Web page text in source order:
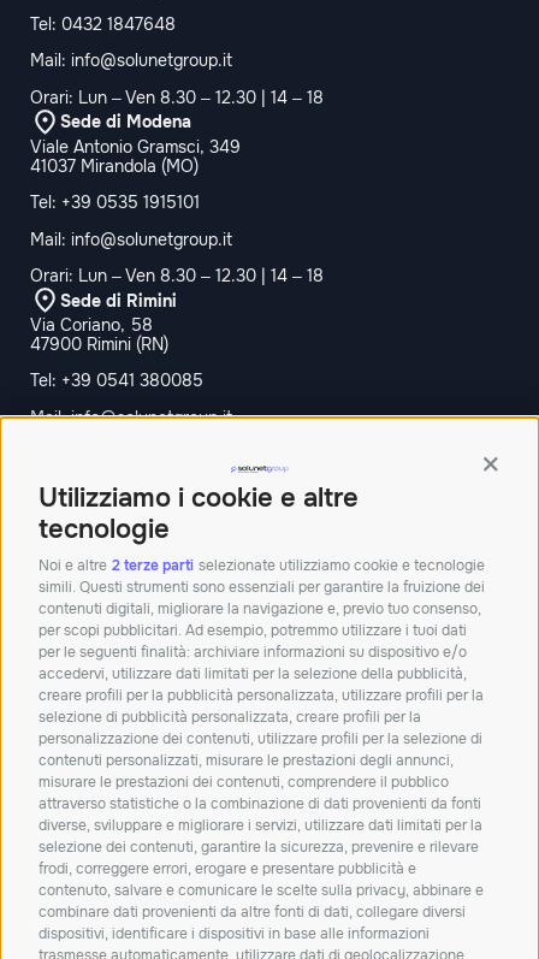
Utilizziamo i cookie e altre
tecnologie
Noi e altre 2 terze parti selezionate utilizziamo cookie e tecnologie
simili. Questi strumenti sono essenziali per garantire la fruizione dei
contenuti digitali, migliorare la navigazione e, previo tuo consenso,
per scopi pubblicitari. Ad esempio, potremmo utilizzare i tuoi dati
per le seguenti finalità: archiviare informazioni su dispositivo e/o
accedervi, utilizzare dati limitati per la selezione della pubblicità,
creare profili per la pubblicità personalizzata, utilizzare profili per la
selezione di pubblicità personalizzata, creare profili per la
personalizzazione dei contenuti, utilizzare profili per la selezione di
contenuti personalizzati, misurare le prestazioni degli annunci,
misurare le prestazioni dei contenuti, comprendere il pubblico
attraverso statistiche o la combinazione di dati provenienti da fonti
diverse, sviluppare e migliorare i servizi, utilizzare dati limitati per la
selezione dei contenuti, garantire la sicurezza, prevenire e rilevare
frodi, correggere errori, erogare e presentare pubblicità e
contenuto, salvare e comunicare le scelte sulla privacy, abbinare e
combinare dati provenienti da altre fonti di dati, collegare diversi
dispositivi, identificare i dispositivi in base alle informazioni
Tel: 0432 1847648
Mail: info@solunetgroup.it
Orari: Lun – Ven 8.30 – 12.30 | 14 – 18
Sede di Modena
Viale Antonio Gramsci, 349
41037 Mirandola (MO)
Tel: +39 0535 1915101
Mail: info@solunetgroup.it
Orari: Lun – Ven 8.30 – 12.30 | 14 – 18
Sede di Rimini
Via Coriano, 58
47900 Rimini (RN)
Tel: +39 0541 380085
Mail:info@solunetgroup.it
Palazzina Doganale,
40010 Bentivoglio BO
Tel:+390512913011
Mail:info@solunetgroup.it
Orari: Lun – Ven 8.30 – 12.30 | 14 – 18
Iscriviti alla nostra
newsletter!
Resta aggiornato su novità, soluzioni e
approfondimenti dal mondo IT.
Dichiaro di aver letto e accetto laprivacy policy
ISCRIVITI